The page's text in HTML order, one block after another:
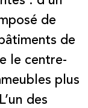
de
de
le centre-
plus
des